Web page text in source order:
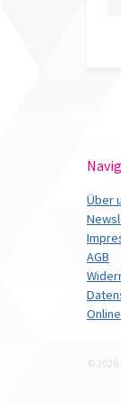
Über
AGB
©